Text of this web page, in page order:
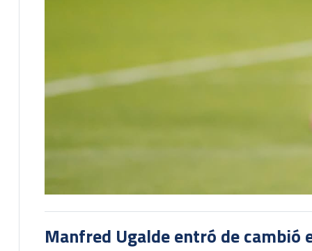
Manfred Ugalde entró de cambió